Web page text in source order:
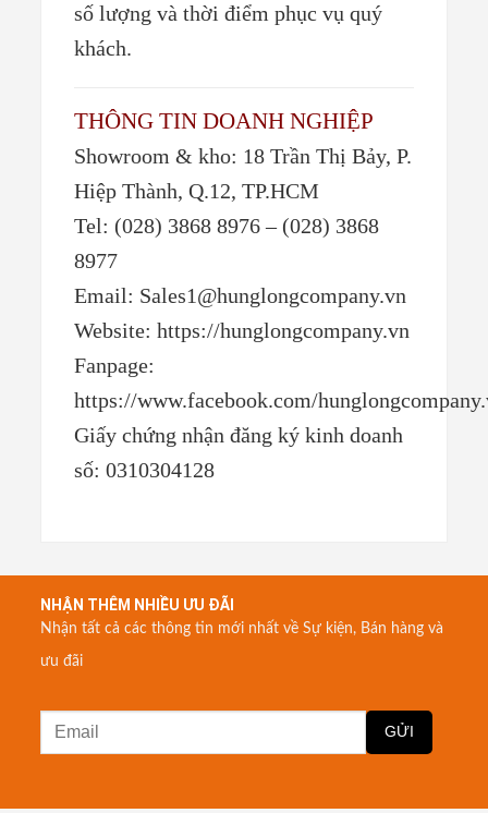
số lượng và thời điểm phục vụ quý
khách.
THÔNG TIN DOANH NGHIỆP
Showroom & kho: 18 Trần Thị Bảy, P.
Hiệp Thành, Q.12, TP.HCM
Tel: (028) 3868 8976 – (028) 3868
8977
Email: Sales1@hunglongcompany.vn
Website: https://hunglongcompany.vn
Fanpage:
https://www.facebook.com/
Giấy chứng nhận đăng ký kinh doanh
số: 0310304128
NHẬN THÊM NHIỀU ƯU ĐÃI
Nhận tất cả các thông tin mới nhất về Sự kiện, Bán hàng và
ưu đãi